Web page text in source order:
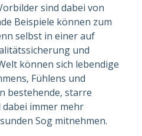
sind dabei von
Beispiele können zum
selbst in einer auf
und
können sich lebendige
Fühlens und
bestehende, starre
immer mehr
Sog mitnehmen.